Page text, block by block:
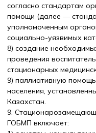
согласно стандартам
помощи (далее —
уполномоченным
социально-уязвимых
8) создание
проведения
стационарных
9) паллиативную
населения,
Казахстан.
9.
ГОБМП включает: